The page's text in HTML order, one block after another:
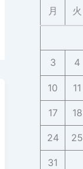
月 火
3 4
10 11
17 18
24 25
31